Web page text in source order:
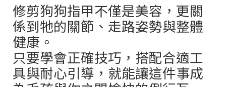
修剪狗狗指甲不僅是美容，更關
係到牠的關節、走路姿勢與整體
健康。
只要學會正確技巧，搭配合適工
具與耐心引導，就能讓這件事成